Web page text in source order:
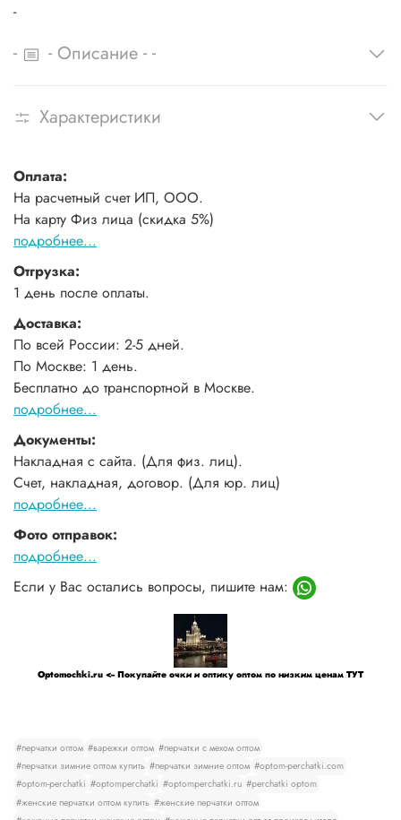
-
- - Описание - -
Характеристики
Оплата:
На расчетный счет ИП, ООО.
На карту Физ лица (скидка 5%)
подробнее...
Отгрузка:
1 день после оплаты.
Доставка:
По всей России: 2-5 дней.
По Москве: 1 день.
Бесплатно до транспортной в Москве.
подробнее...
Документы:
Накладная с сайта. (Для физ. лиц).
Счет, накладная, договор. (Для юр. лиц)
подробнее...
Фото отправок:
подробнее...
Если у Вас остались вопросы, пишите нам:
Optomochki.ru <-- Покупайте очки и оптику оптом по низким ценам ТУТ
#перчатки оптом #варежки оптом #перчатки с мехом оптом
#перчатки зимние оптом купить #перчатки зимние оптом #optom-perchatki.com
#optom-perchatki #optomperchatki #optomperchatki.ru #perchatki optom
#женские перчатки оптом купить #женские перчатки оптом